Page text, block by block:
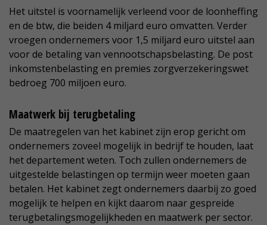
Het uitstel is voornamelijk verleend voor de loonheffing
en de btw, die beiden 4 miljard euro omvatten. Verder
vroegen ondernemers voor 1,5 miljard euro uitstel aan
voor de betaling van vennootschapsbelasting. De post
inkomstenbelasting en premies zorgverzekeringswet
bedroeg 700 miljoen euro.
Maatwerk bij terugbetaling
De maatregelen van het kabinet zijn erop gericht om
ondernemers zoveel mogelijk in bedrijf te houden, laat
het departement weten. Toch zullen ondernemers de
uitgestelde belastingen op termijn weer moeten gaan
betalen. Het kabinet zegt ondernemers daarbij zo goed
mogelijk te helpen en kijkt daarom naar gespreide
terugbetalingsmogelijkheden en maatwerk per sector.